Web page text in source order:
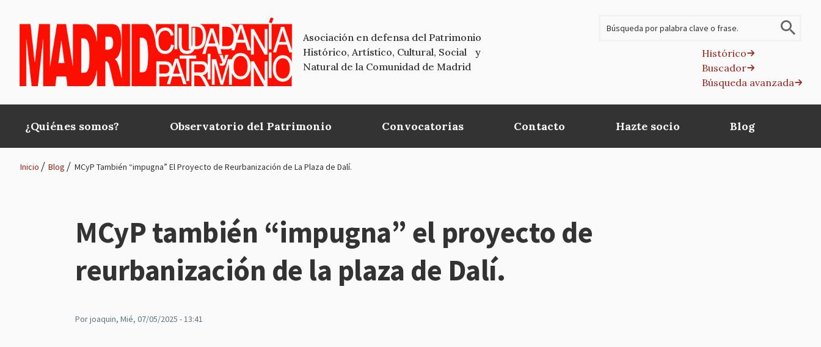
Asociación en defensa del Patrimonio
Histórico, Artístico, Cultural, Social y
Natural de la Comunidad de Madrid
Histórico
Buscador
Búsqueda avanzada
Main
navigation
¿Quiénes somos? Observatorio del Patrimonio Convocatorias Contacto Hazte socio Blog
Inicio Blog MCyP También “impugna” El Proyecto de Reurbanización de La Plaza de Dalí.
MCyP también “impugna” el proyecto de
reurbanización de la plaza de Dalí.
Porjoaquin, Mié, 07/05/2025 - 13:41